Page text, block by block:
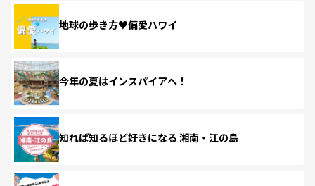
地球の歩き方♥偏愛ハワイ
今年の夏はインスパイアへ！
知れば知るほど好きになる 湘南・江の島